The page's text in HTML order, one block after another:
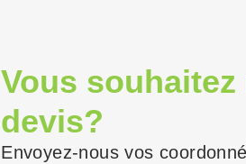
Vous
devis?
Envoyez-nous vos